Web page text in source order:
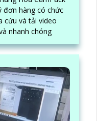
đơn hàng có chức
cứu và tải video
nhanh chóng